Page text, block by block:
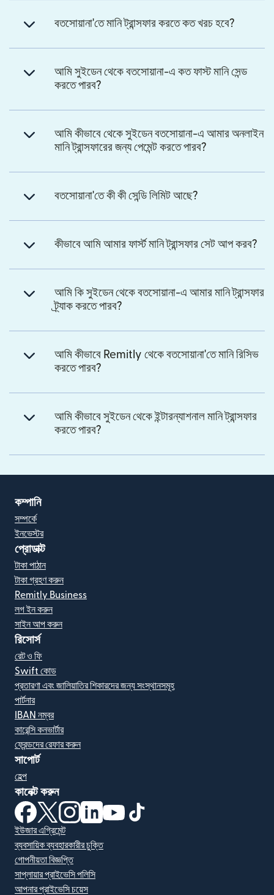
বতসোয়ানা'তে মানি ট্রান্সফার করতে কত খরচ হবে?
আমি সুইডেন থেকে বতসোয়ানা-এ কত ফাস্ট মানি সেন্ড
করতে পারব?
আমি কীভাবে থেকে সুইডেন বতসোয়ানা-এ আমার অনলাইন
মানি ট্রান্সফারের জন্য পেমেন্ট করতে পারব?
বতসোয়ানা'তে কী কী সেন্ডি লিমিট আছে?
কীভাবে আমি আমার ফার্স্ট মানি ট্রান্সফার সেট আপ করব?
আমি কি সুইডেন থেকে বতসোয়ানা-এ আমার মানি ট্রান্সফার
ট্র্যাক করতে পারব?
আমি কীভাবে Remitly থেকে বতসোয়ানা'তে মানি রিসিভ
করতে পারব?
আমি কীভাবে সুইডেন থেকে ইন্টারন্যাশনাল মানি ট্রান্সফার
করতে পারব?
কম্পানি
সম্পর্কে
ইনভেস্টর
প্রোডাক্ট
টাকা পাঠান
টাকা গ্রহণ করুন
Remitly Business
লগ ইন করুন
সাইন আপ করুন
রিসোর্স
রেট ও ফি
Swift কোড
প্রতারণা এবং জালিয়াতির শিকারদের জন্য সংস্থানসমূহ
পার্টনার
IBAN নম্বর
কারেন্সি কনভার্টার
ফ্রেন্ডদের রেফার করুন
সাপোর্ট
হেল্প
কানেক্ট করুন
(নতুন উইন্ডোতে খুলবে)
(নতুন উইন্ডোতে খুলবে)
(নতুন উইন্ডোতে খুলবে)
(নতুন উইন্ডোতে খুলবে)
(নতুন উইন্ডোতে খুলবে)
ইউজার এগ্রিমেন্ট
ব্যবসায়িক ব্যবহারকারীর চুক্তি
গোপনীয়তা বিজ্ঞপ্তি
সাপ্লায়ার প্রাইভেসি পলিসি
আপনার প্রাইভেসি চয়েস